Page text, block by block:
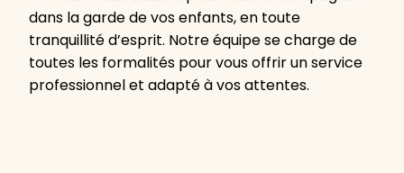
dans la garde de vos enfants, en toute
tranquillité d’esprit. Notre équipe se charge de
toutes les formalités pour vous offrir un service
professionnel et adapté à vos attentes.